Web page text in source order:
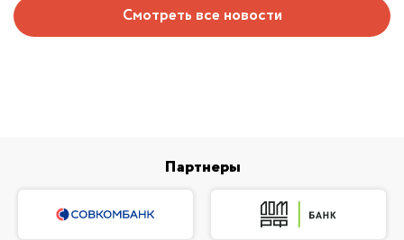
Смотреть все новости
Партнеры